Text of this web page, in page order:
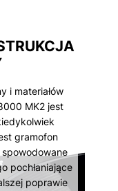
i materiałów
MK2 jest
gramofon
pochłaniające
poprawie